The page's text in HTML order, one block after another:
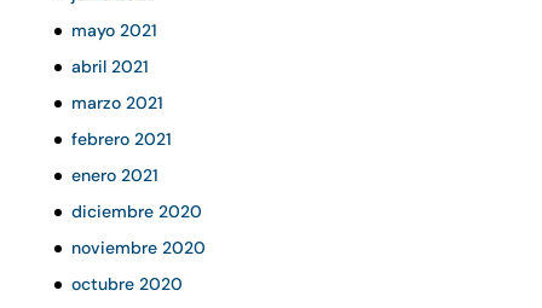
mayo 2021
abril 2021
marzo 2021
febrero 2021
enero 2021
diciembre 2020
noviembre 2020
octubre 2020